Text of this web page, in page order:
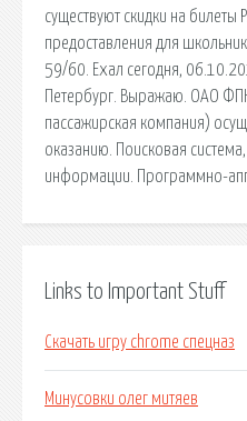
существуют скидки на
предоставления для
59/60. Ехал сегодня,
Петербург. Выражаю. ОАО
пассажирская компания)
оказанию. Поисковая
информации. Программно-
Links to Important Stuff
Скачать игру chrome спецназ
Минусовки олег митяев